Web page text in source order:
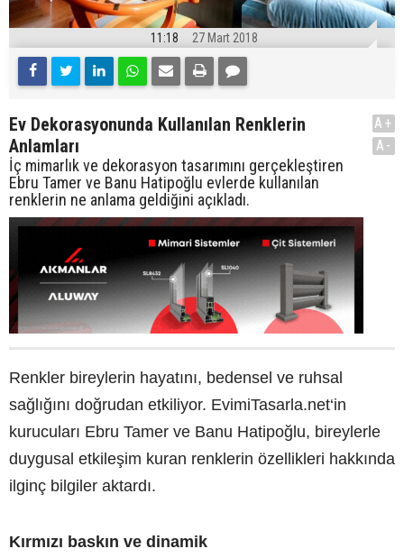
11:18 27 Mart 2018
Ev Dekorasyonunda Kullanılan Renklerin
Anlamları
İç mimarlık ve dekorasyon tasarımını gerçekleştiren
Ebru Tamer ve Banu Hatipoğlu evlerde kullanılan
renklerin ne anlama geldiğini açıkladı.
A+
A-
Renkler bireylerin hayatını, bedensel ve ruhsal
sağlığını doğrudan etkiliyor. EvimiTasarla.net‘in
kurucuları Ebru Tamer ve Banu Hatipoğlu, bireylerle
duygusal etkileşim kuran renklerin özellikleri hakkında
ilginç bilgiler aktardı.
Kırmızı baskın ve dinamik